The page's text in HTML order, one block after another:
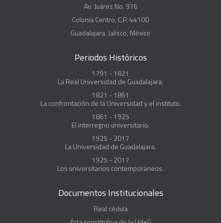
Av. Juárez No. 976
Colonia Centro, C.P. 44100
Guadalajara, Jalisco, México
Periodos Históricos
1791 - 1821
La Real Universidad de Guadalajara.
1821 - 1861
La confrontación de la Universidad y el instituto.
1861 - 1925
El interregno universitario.
1925 - 2017
La Universidad de Guadalajara.
1925 - 2017
Los universitarios contemporáneos.
Documentos Institucionales
Real cédula